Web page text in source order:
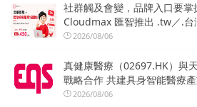
社群觸及會變，品牌入口要掌
Cloudmax 匯智推出 .tw／.台
2026/08/06
真健康醫療（02697.HK）與
戰略合作 共建具身智能醫療
2026/08/06